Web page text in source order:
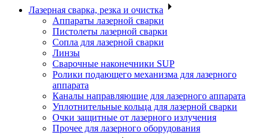
Лазерная сварка, резка и очистка
Аппараты лазерной сварки
Пистолеты лазерной сварки
Сопла для лазерной сварки
Линзы
Сварочные наконечники SUP
Ролики подающего механизма для лазерного
аппарата
Каналы направляющие для лазерного аппарата
Уплотнительные кольца для лазерной сварки
Очки защитные от лазерного излучения
Прочее для лазерного оборудования